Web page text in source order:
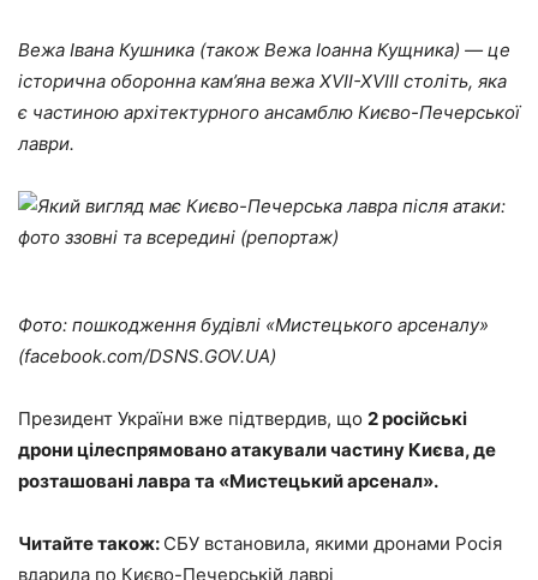
Вежа Івана Кушника (також Вежа Іоанна Кущника) — це
історична оборонна кам’яна вежа XVII-XVIII століть, яка
є частиною архітектурного ансамблю Києво-Печерської
лаври.
Фото: пошкодження будівлі «Мистецького арсеналу»
(facebook.com/DSNS.GOV.UA)
Президент України вже підтвердив, що 2 російські
дрони цілеспрямовано атакували частину Києва, де
розташовані лавра та «Мистецький арсенал».
Читайте також: СБУ встановила, якими дронами Росія
вдарила по Києво-Печерській лаврі